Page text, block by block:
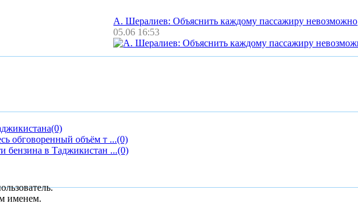
А. Шералиев: Объяснить каждому пассажиру невозможно
05.06 16:53
(0)
обговоренный объём т ...(0)
бензина в Таджикистан ...(0)
именем.